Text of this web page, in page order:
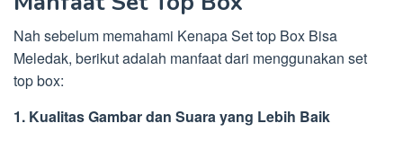
Nah sebelum memahami Kenapa Set top Box Bisa
Meledak, berikut adalah manfaat dari menggunakan set
top box:
1. Kualitas Gambar dan Suara yang Lebih Baik